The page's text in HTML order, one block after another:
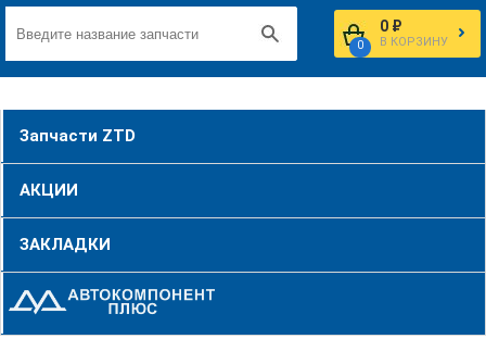
0
0 ₽
В КОРЗИНУ
Запчасти ZTD
АКЦИИ
ЗАКЛАДКИ